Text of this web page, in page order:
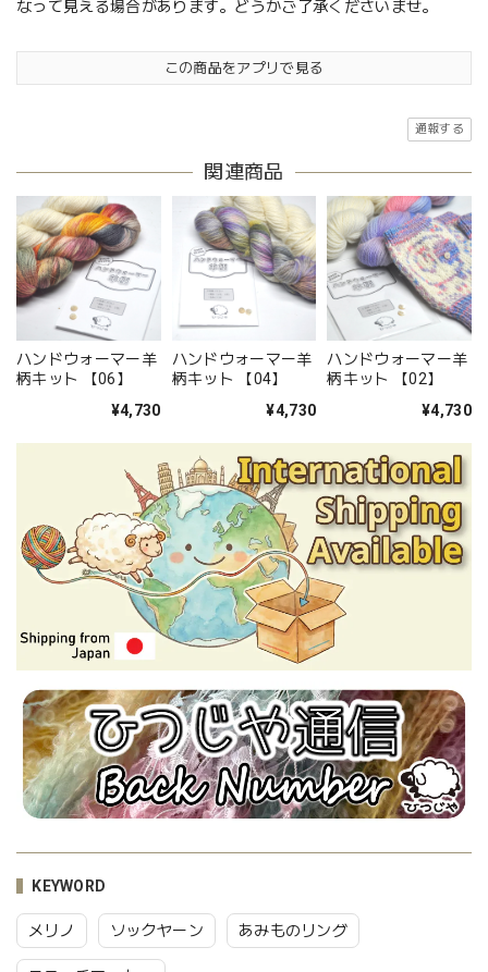
KEYWORD
メリノ ソックヤーン あみものリング
なって見える場合があります。どうかご了承くださいませ。
この商品をアプリで見る
通報する
関連商品
ハンドウォーマー羊
柄キット 【06】
¥4,730
ハンドウォーマー羊
柄キット 【04】
¥4,730
ハンドウォーマー羊
柄キット 【02】
¥4,730